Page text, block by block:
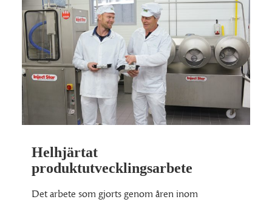
Helhjärtat
produktutvecklingsarbete
Det arbete som gjorts genom åren inom